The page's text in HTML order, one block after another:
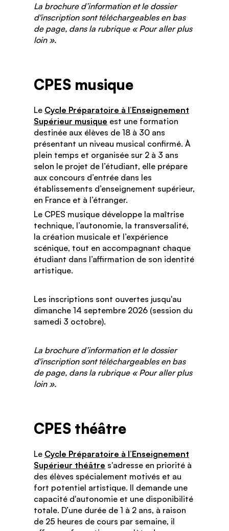
La brochure d’information et le dossier
d'inscription sont téléchargeables en bas
de page, dans la rubrique « Pour aller plus
loin ».
CPES musique
Le Cycle Préparatoire à l’Enseignement
Supérieur musique est une formation
destinée aux élèves de 18 à 30 ans
présentant un niveau musical confirmé. À
plein temps et organisée sur 2 à 3 ans
selon le projet de l’étudiant, elle prépare
aux concours d’entrée dans les
établissements d’enseignement supérieur,
en France et à l’étranger.
Le CPES musique développe la maîtrise
technique, l’autonomie, la transversalité,
la création musicale et l’expérience
scénique, tout en accompagnant chaque
étudiant dans l’affirmation de son identité
artistique.
Les inscriptions sont ouvertes jusqu'au
dimanche 14 septembre 2026 (session du
samedi 3 octobre).
La brochure d’information et le dossier
d'inscription sont téléchargeables en bas
de page, dans la rubrique « Pour aller plus
loin ».
CPES théâtre
Le Cycle Préparatoire à l’Enseignement
Supérieur théâtre s'adresse en priorité à
des élèves spécialement motivés et au
fort potentiel artistique. Il demande une
capacité d'autonomie et une disponibilité
totale. D’une durée de 1 à 2 ans, à raison
de 25 heures de cours par semaine, il